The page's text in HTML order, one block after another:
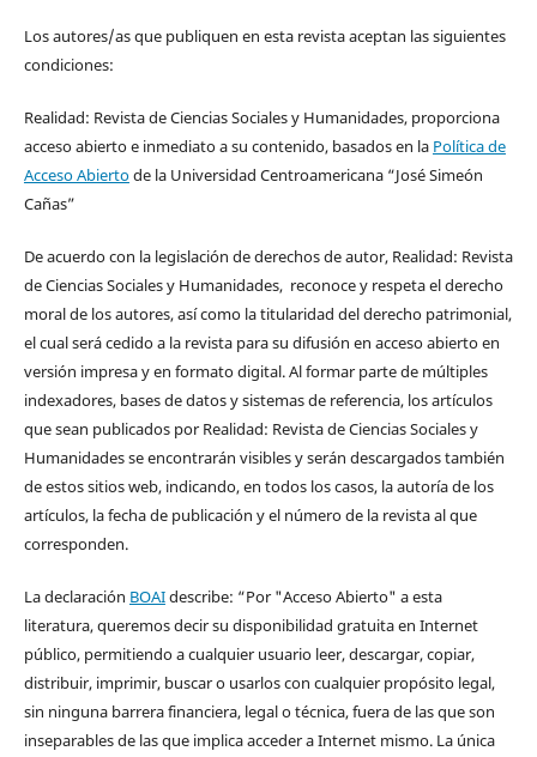
Los autores/as que publiquen en esta revista aceptan las siguientes
condiciones:
Realidad: Revista de Ciencias Sociales y Humanidades, proporciona
acceso abierto e inmediato a su contenido, basados en la Política de
Acceso Abiertode la Universidad Centroamericana “José Simeón
Cañas”
De acuerdo con la legislación de derechos de autor, Realidad: Revista
de Ciencias Sociales y Humanidades, reconoce y respeta el derecho
moral de los autores, así como la titularidad del derecho patrimonial,
el cual será cedido a la revista para su difusión en acceso abierto en
versión impresa y en formato digital. Al formar parte de múltiples
indexadores, bases de datos y sistemas de referencia, los artículos
que sean publicados por Realidad: Revista de Ciencias Sociales y
Humanidades se encontrarán visibles y serán descargados también
de estos sitios web, indicando, en todos los casos, la autoría de los
artículos, la fecha de publicación y el número de la revista al que
corresponden.
La declaración BOAIdescribe: “Por "Acceso Abierto" a esta
literatura, queremos decir su disponibilidad gratuita en Internet
público, permitiendo a cualquier usuario leer, descargar, copiar,
distribuir, imprimir, buscar o usarlos con cualquier propósito legal,
sin ninguna barrera financiera, legal o técnica, fuera de las que son
inseparables de las que implica acceder a Internet mismo. La única